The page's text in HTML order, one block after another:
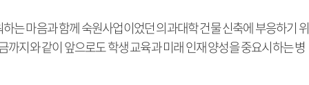
는 마음과 함께 숙원사업이었던 의과대학 건물 신축에 부응하기 위
지와 같이 앞으로도 학생 교육과 미래 인재 양성을 중요시하는 병